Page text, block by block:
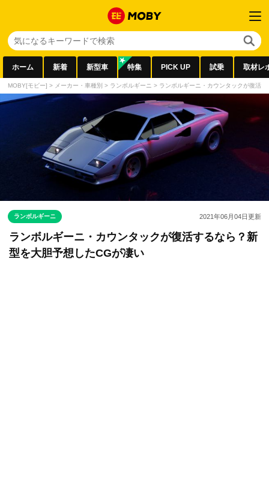
ホーム 新着 新型車 特集 PICK UP 試乗 取材レ
MOBY[モビー] > メーカー・車種別 > ランボルギーニ > ランボルギーニ・カウンタックが復活
ランボルギーニ 2021年06月04日更新
ランボルギーニ・カウンタックが復活するなら？新
型を大胆予想したCGが凄い